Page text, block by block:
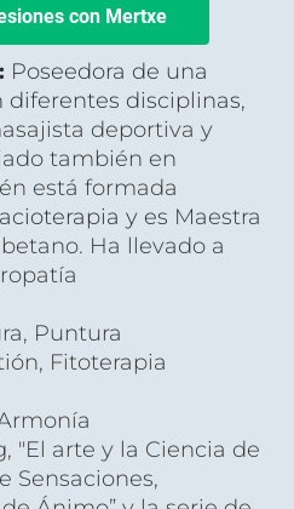
con Mertxe
Poseedora de una
disciplinas,
asajista deportiva y
también en
está formada
y es Maestra
Ha llevado a
Puntura
Fitoterapia
"El arte y la Ciencia de
Sensaciones,